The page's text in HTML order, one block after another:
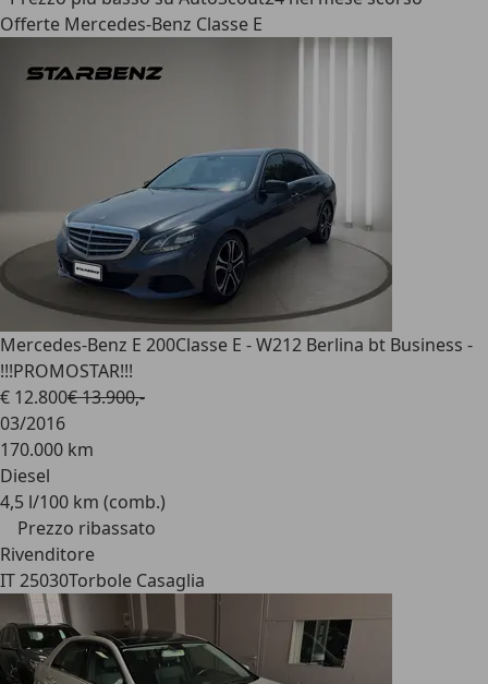
Offerte Mercedes-Benz Classe E
Mercedes-Benz E 200Classe E - W212 Berlina bt Business -
!!!PROMOSTAR!!!
€ 12.800€ 13.900,-
03/2016
170.000 km
Diesel
4,5 l/100 km (comb.)
Prezzo ribassato
Rivenditore
IT 25030Torbole Casaglia